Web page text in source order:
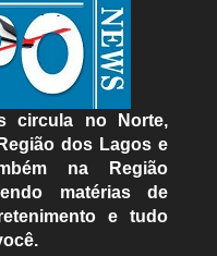
circula no Norte,
dos Lagos e
na Região
matérias de
e tudo